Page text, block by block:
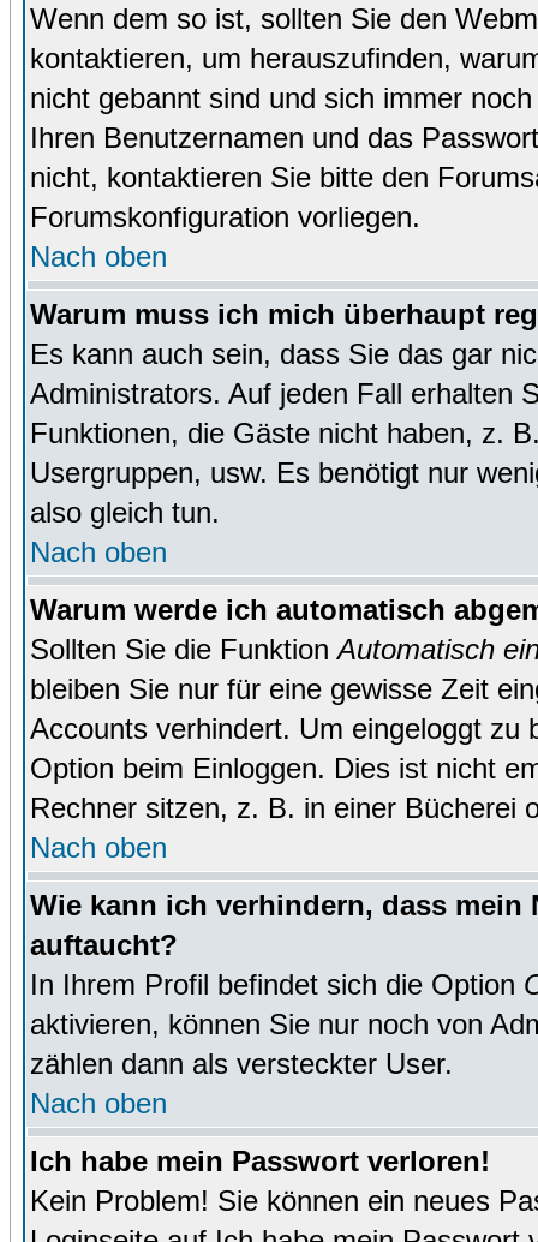
Wenn dem so ist, sollten Sie den
kontaktieren, um herauszufinden,
nicht gebannt sind und sich immer
Ihren Benutzernamen und das
nicht, kontaktieren Sie bitte den
Forumskonfiguration vorliegen.
Nach oben
Warum muss ich mich überhaupt
Es kann auch sein, dass Sie das gar
Administrators. Auf jeden Fall erhalten
Funktionen, die Gäste nicht haben, z.
Usergruppen, usw. Es benötigt nur
also gleich tun.
Nach oben
Warum werde ich automatisch
Sollten Sie die FunktionAutomatisch
bleiben Sie nur für eine gewisse Zeit
Accounts verhindert. Um eingeloggt zu
Option beim Einloggen. Dies ist nicht
Rechner sitzen, z. B. in einer Bücherei
Nach oben
Wie kann ich verhindern, dass
auftaucht?
In Ihrem Profil befindet sich die Option
aktivieren, können Sie nur noch von
zählen dann als versteckter User.
Nach oben
Ich habe mein Passwort verloren!
Kein Problem! Sie können ein neues